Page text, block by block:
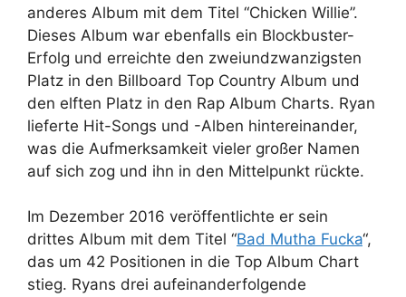
anderes Album mit dem Titel “Chicken Willie”.
Dieses Album war ebenfalls ein Blockbuster-
Erfolg und erreichte den zweiundzwanzigsten
Platz in den Billboard Top Country Album und
den elften Platz in den Rap Album Charts. Ryan
lieferte Hit-Songs und -Alben hintereinander,
was die Aufmerksamkeit vieler großer Namen
auf sich zog und ihn in den Mittelpunkt rückte.
Im Dezember 2016 veröffentlichte er sein
drittes Album mit dem Titel “Bad Mutha Fucka“,
das um 42 Positionen in die Top Album Chart
stieg. Ryans drei aufeinanderfolgende